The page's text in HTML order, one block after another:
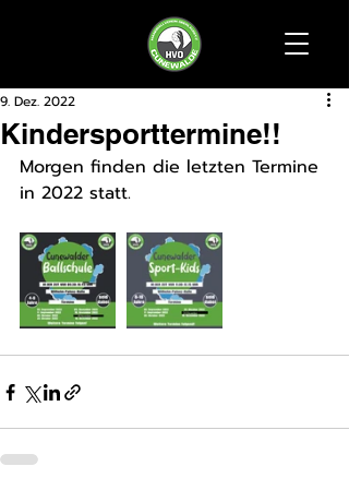
Kindersporttermine!!
9. Dez. 2022
Morgen finden die letzten Termine
in 2022 statt.